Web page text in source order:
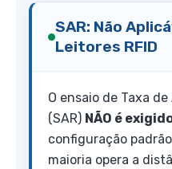
SAR: Não
Leitores RFID
O ensaio de Taxa
(SAR) NÃO é
configuração
maioria opera a